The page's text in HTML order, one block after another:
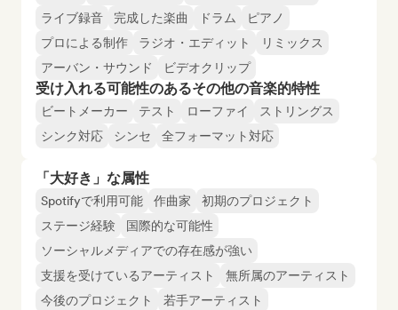
ライブ録音 完成した楽曲 ドラム
ピアノ
プロによる制作
ラジオ・エディット
リミックス
アーバン・サウンド
ビデオクリップ
受け入れる可能性のあるその他の音楽的特性
ビートメーカー テスト ローファイ
ストリングス
シンク対応
シンセ 全フォーマット対応
「大好き」な属性
Spotifyで利用可能 作曲家
初期のプロジェクト
ステージ経験
国際的な可能性
ソーシャルメディアでの存在感が強い
支援を受けているアーティスト
無所属のアーティスト
今後のプロジェクト
若手アーティスト